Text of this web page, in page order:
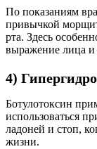
По показаниям
привычкой
рта. Здесь
выражение лица и
4)
Ботулотоксин
использоваться
ладоней и стоп,
жизни.